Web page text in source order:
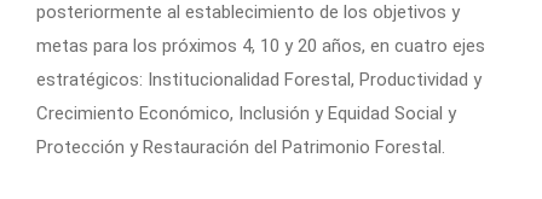
posteriormente al establecimiento de los objetivos y
metas para los próximos 4, 10 y 20 años, en cuatro ejes
estratégicos: Institucionalidad Forestal, Productividad y
Crecimiento Económico, Inclusión y Equidad Social y
Protección y Restauración del Patrimonio Forestal.